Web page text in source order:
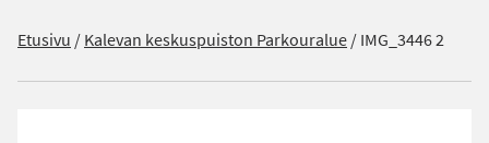
Etusivu /Kalevan keskuspuiston Parkouralue/IMG_3446 2